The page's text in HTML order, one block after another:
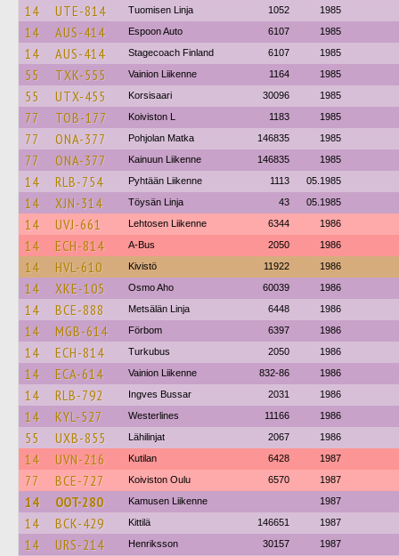
14 UTE-814 Tuomisen Linja 1052 1985
14 AUS-414 Espoon Auto 6107 1985
14 AUS-414 Stagecoach Finland 6107 1985
55 TXK-555 Vainion Liikenne 1164 1985
55 UTX-455 Korsisaari 30096 1985
77 TOB-177 Koiviston L 1183 1985
77 ONA-377 Pohjolan Matka 146835 1985
77 ONA-377 Kainuun Liikenne 146835 1985
14 RLB-754 Pyhtään Liikenne 1113 05.1985
14 XJN-314 Töysän Linja 43 05.1985
14 UVJ-661 Lehtosen Liikenne 6344 1986
14 ECH-814 A-Bus 2050 1986
14 HVL-610 Kivistö 11922 1986
14 XKE-105 Osmo Aho 60039 1986
14 BCE-888 Metsälän Linja 6448 1986
14 MGB-614 Förbom 6397 1986
14 ECH-814 Turkubus 2050 1986
14 ECA-614 Vainion Liikenne 832-86 1986
14 RLB-792 Ingves Bussar 2031 1986
14 KYL-527 Westerlines 11166 1986
55 UXB-855 Lähilinjat 2067 1986
14 UVN-216 Kutilan 6428 1987
77 BCE-727 Koiviston Oulu 6570 1987
14 OOT-280 Kamusen Liikenne 1987
14 BCK-429 Kittilä 146651 1987
14 URS-214 Henriksson 30157 1987